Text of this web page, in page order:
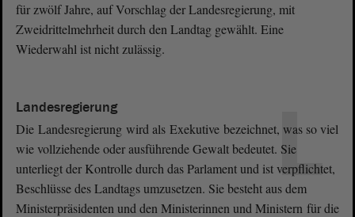
für zwölf Jahre, auf Vorschlag der Landesregierung, mit
Zweidrittelmehrheit durch den Landtag gewählt. Eine
Wiederwahl ist nicht zulässig.
L
Landesregierung
Die Landesregierung wird als Exekutive bezeichnet, was so viel
wie vollziehende oder ausführende Gewalt bedeutet. Sie
unterliegt der Kontrolle durch das Parlament und ist verpflichtet,
Beschlüsse des Landtags umzusetzen. Sie besteht aus dem
Ministerpräsidenten und den Ministerinnen und Ministern für die